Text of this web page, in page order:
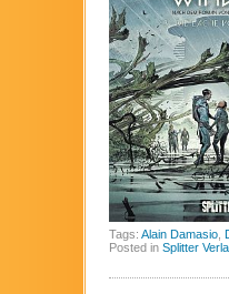
Tags: Alain Damasio
Posted in Splitter